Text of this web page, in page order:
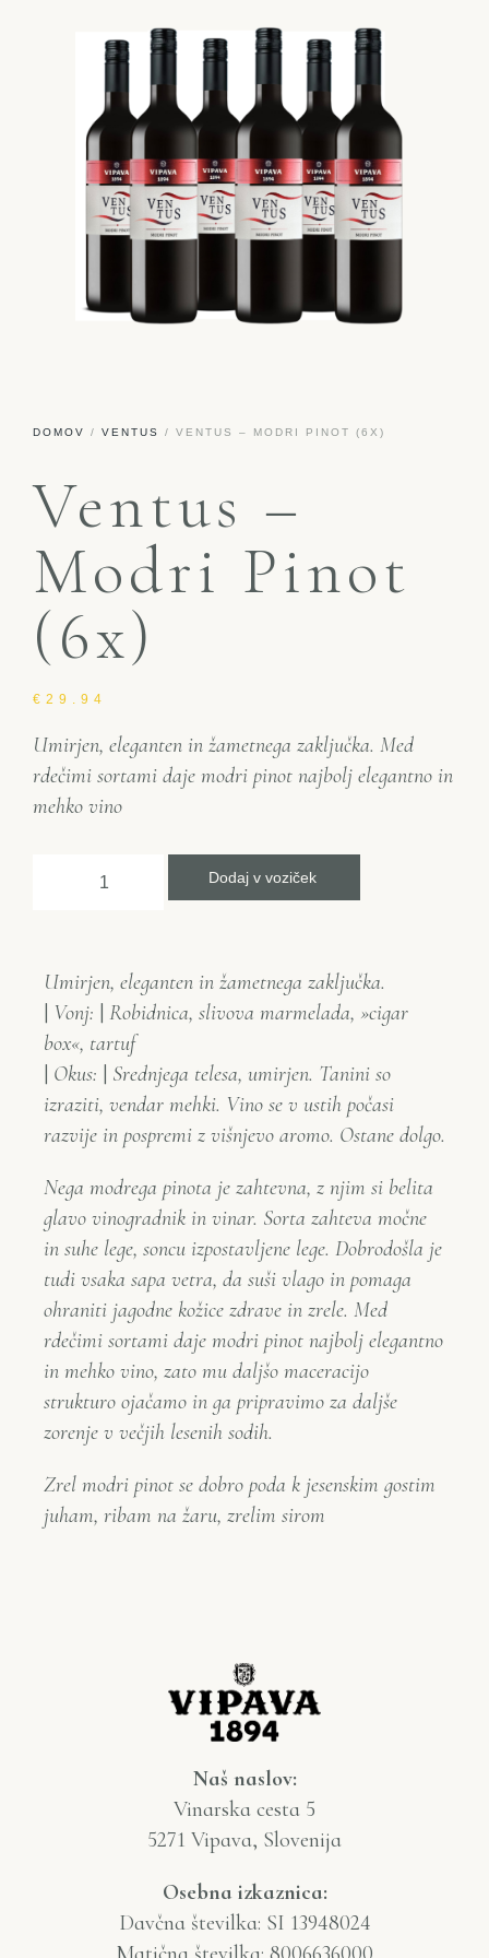
DOMOV / VENTUS / VENTUS – MODRI PINOT (6X)
Ventus –
Modri Pinot
(6x)
€ 29.94
Umirjen, eleganten in žametnega zaključka. Med
rdečimi sortami daje modri pinot najbolj elegantno in
mehko vino
Dodaj v voziček
Umirjen, eleganten in žametnega zaključka.
Vonj:
Robidnica, slivova marmelada, »cigar
box«, tartuf
Okus:
Srednjega telesa, umirjen. Tanini so
izraziti, vendar mehki. Vino se v ustih počasi
razvije in pospremi z višnjevo aromo. Ostane dolgo.
Nega modrega pinota je zahtevna, z njim si belita
glavo vinogradnik in vinar. Sorta zahteva močne
in suhe lege, soncu izpostavljene lege. Dobrodošla je
tudi vsaka sapa vetra, da suši vlago in pomaga
ohraniti jagodne kožice zdrave in zrele. Med
rdečimi sortami daje modri pinot najbolj elegantno
in mehko vino, zato mu daljšo maceracijo
strukturo ojačamo in ga pripravimo za daljše
zorenje v večjih lesenih sodih.
Zrel modri pinot se dobro poda k jesenskim gostim
juham, ribam na žaru, zrelim sirom
Naš naslov:
Vinarska cesta 5
5271 Vipava, Slovenija
Osebna izkaznica:
Davčna številka: SI 13948024